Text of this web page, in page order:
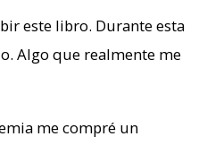
este libro. Durante esta
Algo que realmente me
me compré un